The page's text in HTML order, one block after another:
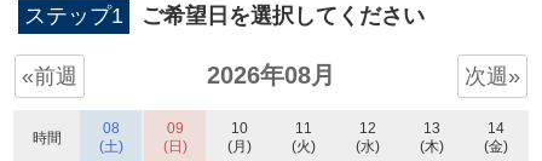
ステップ1 ご希望日を選択してください
«前週 2026年08月 次週»
時間
08
(土)
09
(日)
10
(月)
11
(火)
12
(水)
13
(木)
14
(金)